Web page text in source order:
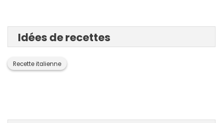
Idées de recettes
Recette italienne